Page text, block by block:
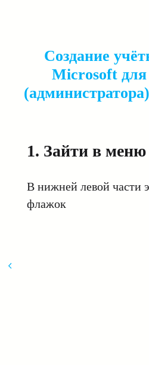
Создание
Microsoft для
1. Зайти в
В нижней левой части
флажок